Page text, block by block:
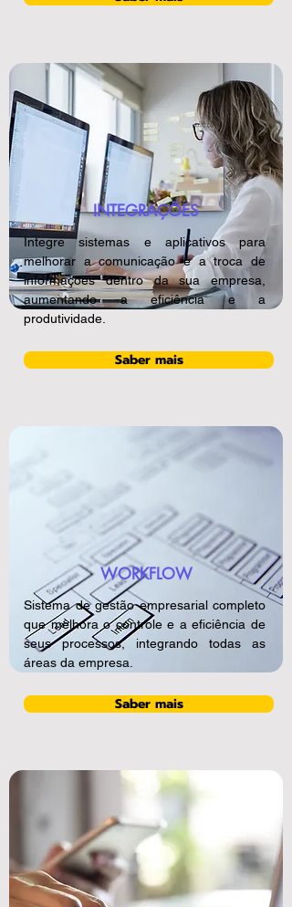
Integre sistemas e aplicativos para
melhorar a comunicação e a troca de
informações dentro da sua empresa,
aumentando a eficiência e a
produtividade.
Saber mais
INTEGRAÇÕES
Sistema de gestão empresarial completo
que melhora o controle e a eficiência de
seus processos, integrando todas as
áreas da empresa.
Saber mais
WORKFLOW